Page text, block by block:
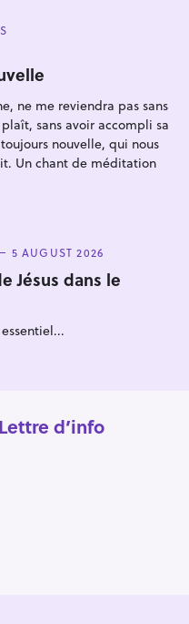
ne me reviendra pas sans
sans avoir accompli sa
nouvelle, qui nous
Un chant de méditation
5 AUGUST 2026
Jésus dans le
d’info